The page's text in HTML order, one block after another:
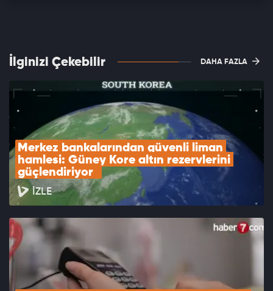
İlginizi Çekebilir DAHA FAZLA
Merkez bankalarından güvenli liman
hamlesi: Güney Kore altın rezervlerini
güçlendiriyor
İZLE